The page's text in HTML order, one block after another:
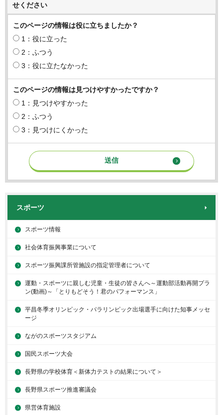
せください
このページの情報は役に立ちましたか？
1：役に立った
2：ふつう
3：役に立たなかった
このページの情報は見つけやすかったですか？
1：見つけやすかった
2：ふつう
3：見つけにくかった
スポーツ
スポーツ情報
社会体育振興事業について
スポーツ振興課所管施設の指定管理者について
運動・スポーツに親しむ児童・生徒の皆さんへ～運動部活動再開プラ
ン(動画)～「とりもどそう！君のパフォーマンス」
平昌冬季オリンピック・パラリンピック出場選手に向けた知事メッセ
ージ
ながのスポーツスタジアム
国民スポーツ大会
長野県の学校体育＜新体力テストの結果について＞
長野県スポーツ推進審議会
県営体育施設